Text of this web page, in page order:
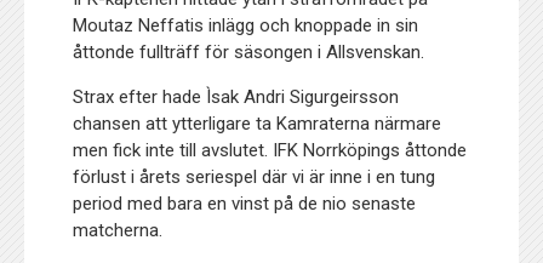
Moutaz Neffatis inlägg och knoppade in sin
åttonde fullträff för säsongen i Allsvenskan.
Strax efter hade Ìsak Andri Sigurgeirsson
chansen att ytterligare ta Kamraterna närmare
men fick inte till avslutet. IFK Norrköpings åttonde
förlust i årets seriespel där vi är inne i en tung
period med bara en vinst på de nio senaste
matcherna.